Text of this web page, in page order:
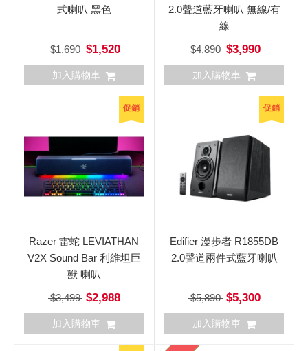
式喇叭 黑色
$1,690$1,520
加入購物車
2.0聲道藍牙喇叭 無線/有
線
$4,890$3,990
加入購物車
促銷
Razer 雷蛇 LEVIATHAN
V2X Sound Bar 利維坦巨
獸 喇叭
$3,499$2,988
加入購物車
促銷
Edifier 漫步者 R1855DB
2.0聲道兩件式藍牙喇叭
$5,890$5,300
加入購物車